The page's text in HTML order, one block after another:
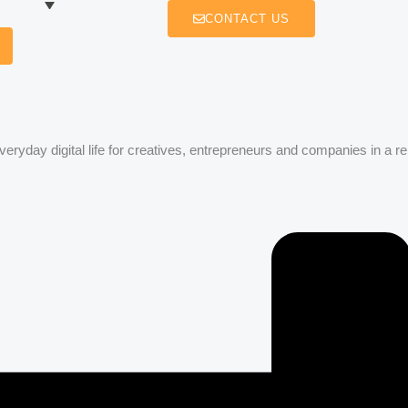
CONTACT US
digital life for creatives, entrepreneurs and companies in a